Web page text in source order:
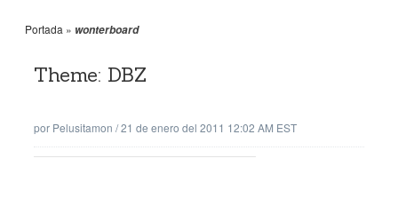
Portada » wonterboard
Theme: DBZ
por Pelusitamon /21 de enero del 2011 12:02 AM EST